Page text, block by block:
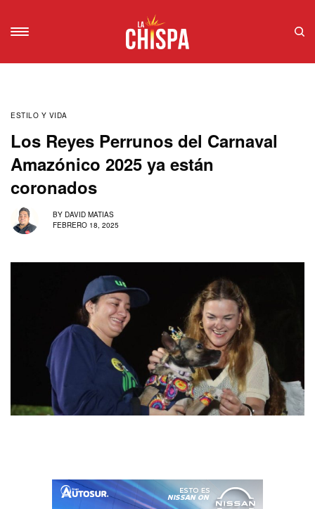
ESTILO Y VIDA
Los Reyes Perrunos del Carnaval
Amazónico 2025 ya están
coronados
BY DAVID MATIAS
FEBRERO 18, 2025